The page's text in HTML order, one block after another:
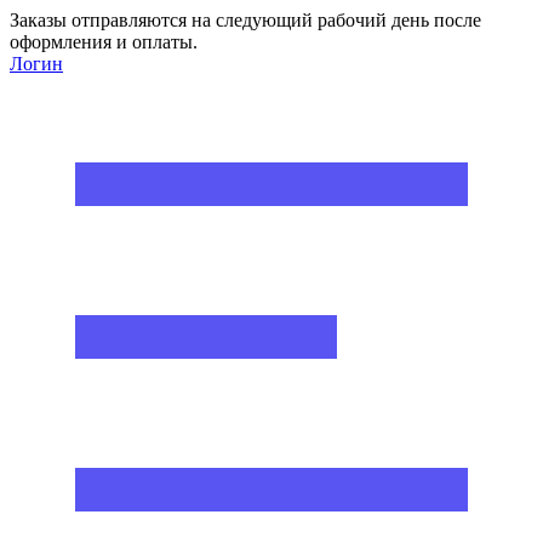
Заказы отправляются на следующий рабочий день после
оформления и оплаты.
Логин